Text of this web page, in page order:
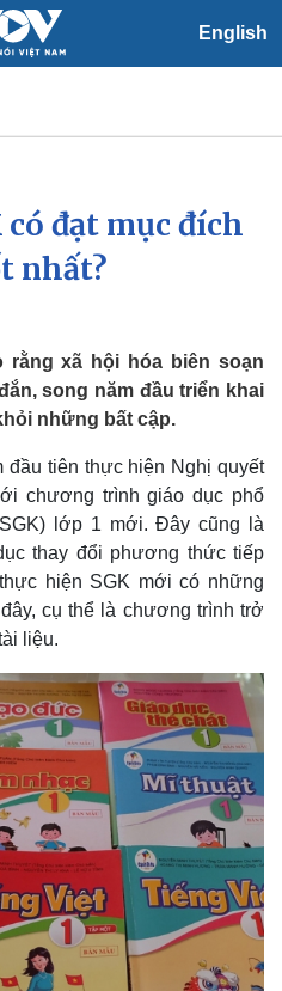
English
Xã hội
Tin 24h
Dự báo thời tiết
Việc làm
Biển đảo
đạt mục đích
nhất?
rằng xã hội hóa biên soạn
song năm đầu triển khai
những bất cập.
đầu tiên thực hiện Nghị quyết
chương trình giáo dục phổ
lớp 1 mới. Đây cũng là
thay đổi phương thức tiếp
hiện SGK mới có những
cụ thể là chương trình trở
liệu.